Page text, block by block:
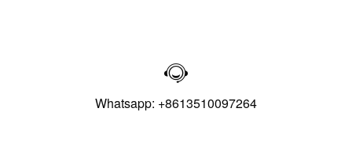

Whatsapp: +8613510097264